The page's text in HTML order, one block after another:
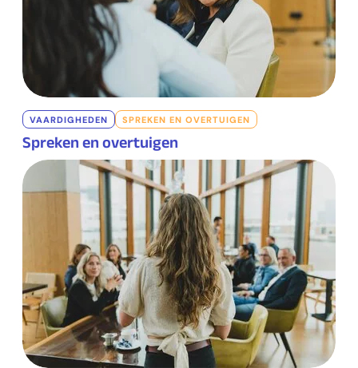
VAARDIGHEDEN SPREKEN EN OVERTUIGEN
Spreken en overtuigen